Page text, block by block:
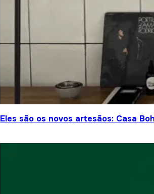
Eles são os novos artesãos: Casa